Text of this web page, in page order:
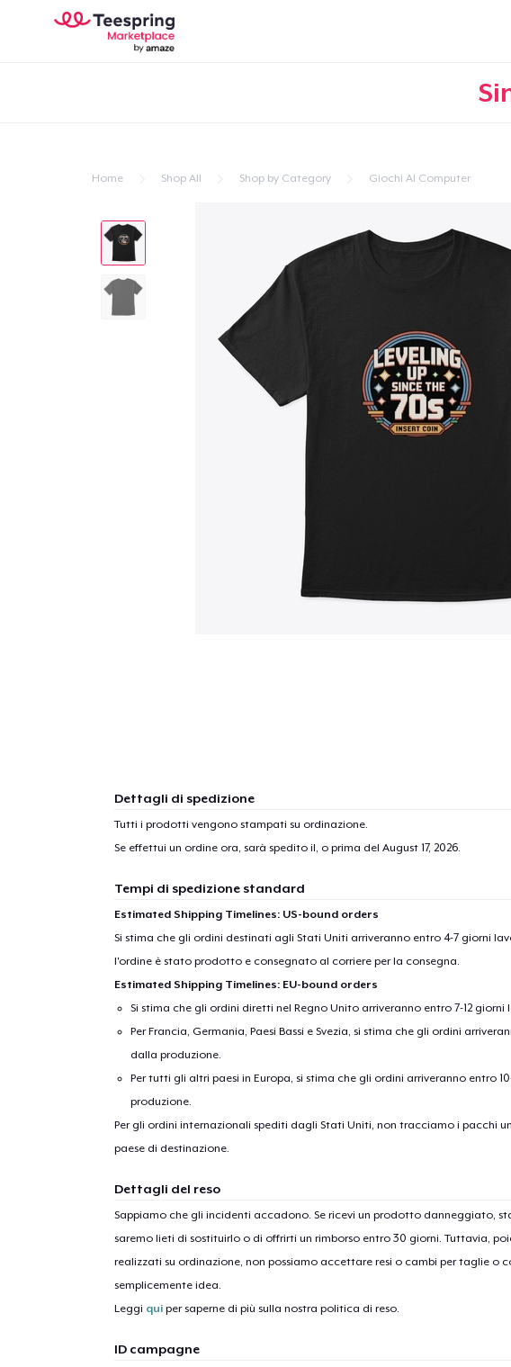
Home Shop All Shop by Category Giochi Al Computer
Dettagli di spedizione
Tutti i prodotti vengono stampati su ordinazione.
Se effettui un ordine ora, sarà spedito il, o prima del August 17, 2026.
Tempi di spedizione standard
Estimated Shipping Timelines: US-bound orders
Si stima che gli ordini destinati agli Stati Uniti arriveranno entro 4-7 giorni
l'ordine è stato prodotto e consegnato al corriere per la consegna.
Estimated Shipping Timelines: EU-bound orders
Si stima che gli ordini diretti nel Regno Unito arriveranno entro 7-12
Per Francia, Germania, Paesi Bassi e Svezia, si stima che gli ordini
dalla produzione.
Per tutti gli altri paesi in Europa, si stima che gli ordini arriveranno entro
produzione.
Per gli ordini internazionali spediti dagli Stati Uniti, non tracciamo i pacchi
paese di destinazione.
Dettagli del reso
Sappiamo che gli incidenti accadono. Se ricevi un prodotto danneggiato,
saremo lieti di sostituirlo o di offrirti un rimborso entro 30 giorni. Tuttavia,
realizzati su ordinazione, non possiamo accettare resi o cambi per taglie o
semplicemente idea.
Leggi quiper saperne di più sulla nostra politica di reso.
ID campagne
articolo aggiunto